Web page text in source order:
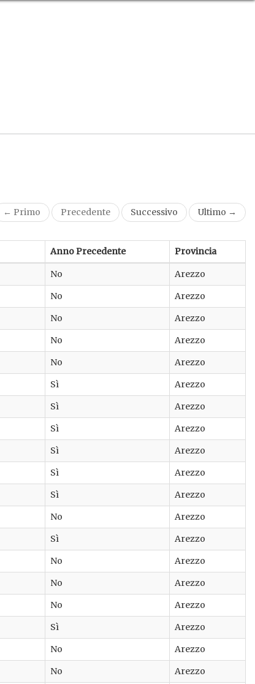
← Primo Precedente Successivo Ultimo →
Anno Precedente Provincia
No
Arezzo
No
Arezzo
No
Arezzo
No
Arezzo
No
Arezzo
Sì
Arezzo
Sì
Arezzo
Sì
Arezzo
Sì
Arezzo
Sì
Arezzo
Sì
Arezzo
No
Arezzo
Sì
Arezzo
No
Arezzo
No
Arezzo
No
Arezzo
Sì
Arezzo
No
Arezzo
No
Arezzo